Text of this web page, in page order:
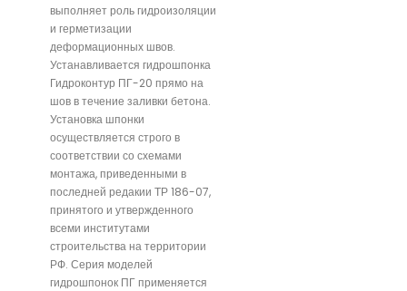
выполняет роль гидроизоляции
и герметизации
деформационных швов.
Устанавливается гидрошпонка
Гидроконтур ПГ-20 прямо на
шов в течение заливки бетона.
Установка шпонки
осуществляется строго в
соответствии со схемами
монтажа, приведенными в
последней редакии ТР 186-07,
принятого и утвержденного
всеми институтами
строительства на территории
РФ. Серия моделей
гидрошпонок ПГ применяется